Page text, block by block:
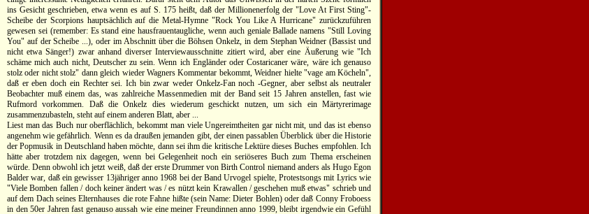
ins Gesicht geschrieben, etwa wenn es auf S. 175 heißt, daß der Millionenerfolg der "Love At First Sting"-
Scheibe der Scorpions hauptsächlich auf die Metal-Hymne "Rock You Like A Hurricane" zurückzuführen
gewesen sei (remember: Es stand eine hausfrauentaugliche, wenn auch geniale Ballade namens "Still Loving
You" auf der Scheibe ...), oder im Abschnitt über die Böhsen Onkelz, in dem Stephan Weidner (Bassist und
nicht etwa Sänger!) zwar anhand diverser Interviewausschnitte zitiert wird, aber eine Äußerung wie "Ich
schäme mich auch nicht, Deutscher zu sein. Wenn ich Engländer oder Costaricaner wäre, wäre ich genauso
stolz oder nicht stolz" dann gleich wieder Wagners Kommentar bekommt, Weidner hielte "vage am Köcheln",
daß er eben doch ein Rechter sei. Ich bin zwar weder Onkelz-Fan noch -Gegner, aber selbst als neutraler
Beobachter muß einem das, was zahlreiche Massenmedien mit der Band seit 15 Jahren anstellen, fast wie
Rufmord vorkommen. Daß die Onkelz dies wiederum geschickt nutzen, um sich ein Märtyrerimage
zusammenzubasteln, steht auf einem anderen Blatt, aber ...
Liest man das Buch nur oberflächlich, bekommt man viele Ungereimtheiten gar nicht mit, und das ist ebenso
angenehm wie gefährlich. Wenn es da draußen jemanden gibt, der einen passablen Überblick über die Historie
der Popmusik in Deutschland haben möchte, dann sei ihm die kritische Lektüre dieses Buches empfohlen. Ich
hätte aber trotzdem nix dagegen, wenn bei Gelegenheit noch ein seriöseres Buch zum Thema erscheinen
würde. Denn obwohl ich jetzt weiß, daß der erste Drummer von Birth Control niemand anders als Hugo Egon
Balder war, daß ein gewisser 13jähriger anno 1968 bei der Band Urvogel spielte, Protestsongs mit Lyrics wie
"Viele Bomben fallen / doch keiner ändert was / es nützt kein Krawallen / geschehen muß etwas" schrieb und
auf dem Dach seines Elternhauses die rote Fahne hißte (sein Name: Dieter Bohlen) oder daß Conny Froboess
in den 50er Jahren fast genauso aussah wie eine meiner Freundinnen anno 1999, bleibt irgendwie ein Gefühl